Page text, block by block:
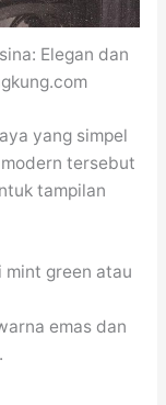
Elegan dan
yang simpel
tersebut
tampilan
green atau
emas dan